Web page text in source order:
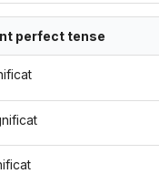
perfect tense